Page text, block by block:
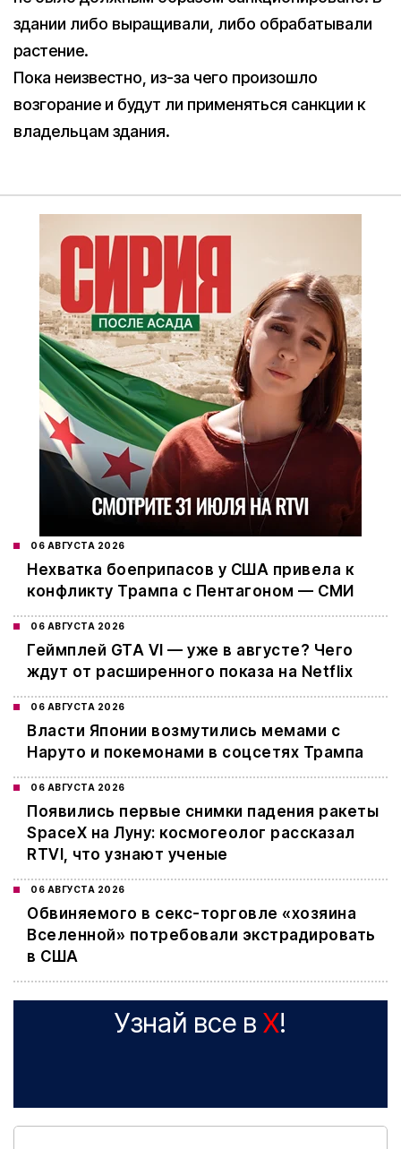
здании либо выращивали, либо обрабатывали
растение.
Пока неизвестно, из-за чего произошло
возгорание и будут ли применяться санкции к
владельцам здания.
06 АВГУСТА 2026
Нехватка боеприпасов у США привела к
конфликту Трампа с Пентагоном — СМИ
06 АВГУСТА 2026
Геймплей GTA VI — уже в августе? Чего
ждут от расширенного показа на Netflix
06 АВГУСТА 2026
Власти Японии возмутились мемами с
Наруто и покемонами в соцсетях Трампа
06 АВГУСТА 2026
Появились первые снимки падения ракеты
SpaceX на Луну: космогеолог рассказал
RTVI, что узнают ученые
06 АВГУСТА 2026
Обвиняемого в секс-торговле «хозяина
Вселенной» потребовали экстрадировать
в США
Узнай все в X!